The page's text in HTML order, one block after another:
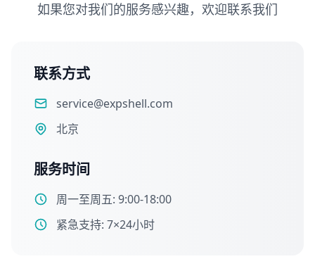
如果您对我们的服务感兴趣，欢迎联系我们
联系方式
service@expshell.com
北京
服务时间
周一至周五: 9:00-18:00
紧急支持: 7×24小时